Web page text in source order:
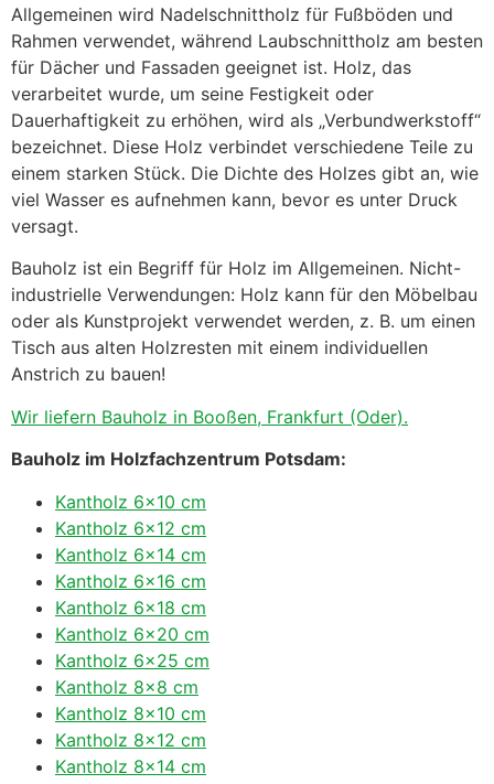
Allgemeinen wird Nadelschnittholz für Fußböden und
Rahmen verwendet, während Laubschnittholz am besten
für Dächer und Fassaden geeignet ist. Holz, das
verarbeitet wurde, um seine Festigkeit oder
Dauerhaftigkeit zu erhöhen, wird als „Verbundwerkstoff“
bezeichnet. Diese Holz verbindet verschiedene Teile zu
einem starken Stück. Die Dichte des Holzes gibt an, wie
viel Wasser es aufnehmen kann, bevor es unter Druck
versagt.
Bauholz ist ein Begriff für Holz im Allgemeinen. Nicht-
industrielle Verwendungen: Holz kann für den Möbelbau
oder als Kunstprojekt verwendet werden, z. B. um einen
Tisch aus alten Holzresten mit einem individuellen
Anstrich zu bauen!
Wir liefern Bauholz in Booßen, Frankfurt (Oder).
Bauholz im Holzfachzentrum Potsdam:
Kantholz 6×10 cm
Kantholz 6×12 cm
Kantholz 6×14 cm
Kantholz 6×16 cm
Kantholz 6×18 cm
Kantholz 6×20 cm
Kantholz 6×25 cm
Kantholz 8×8 cm
Kantholz 8×10 cm
Kantholz 8×12 cm
Kantholz 8×14 cm